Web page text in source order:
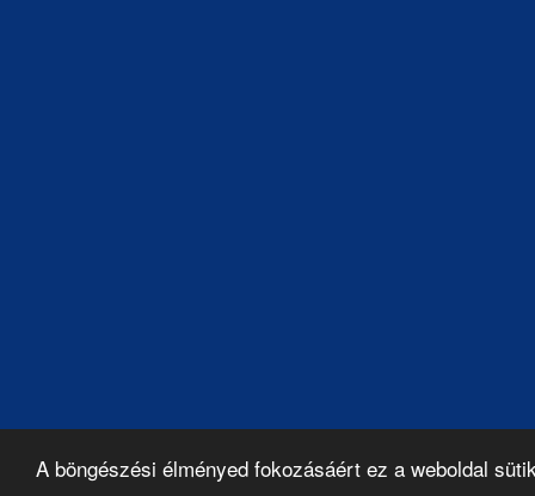
A böngészési élményed fokozásáért ez a weboldal